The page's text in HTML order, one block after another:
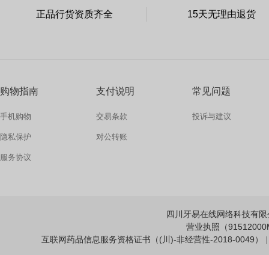
正品行货资质齐全 15天无理由退货
购物指南
手机购物
隐私保护
服务协议
支付说明
交易条款
对公转账
常见问题
投诉与建议
四川牙易在线网络科技有
营业执照（
互联网药品信息服务资格证书（(川)-非经营性-2018-0049）